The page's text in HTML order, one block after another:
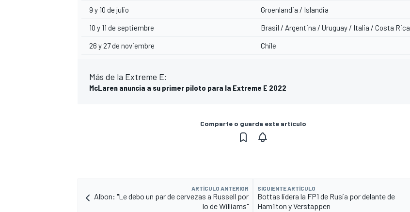
9 y 10 de julio Groenlandia / Islandia
10 y 11 de septiembre Brasil / Argentina / Uruguay / Italia / Costa Rica
26 y 27 de noviembre Chile
Más de la Extreme E:
McLaren anuncia a su primer piloto para la Extreme E 2022
Comparte o guarda este artículo
ARTÍCULO ANTERIOR
Albon: "Le debo un par de cervezas a Russell por
lo de Williams"
SIGUIENTE ARTÍCULO
Bottas lidera la FP1 de Rusia por delante de
Hamilton y Verstappen